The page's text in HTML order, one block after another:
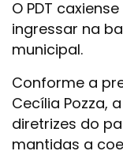
O PDT
ingressar na
municipal.
Conforme a
Cecília Pozza,
diretrizes do
mantidas a